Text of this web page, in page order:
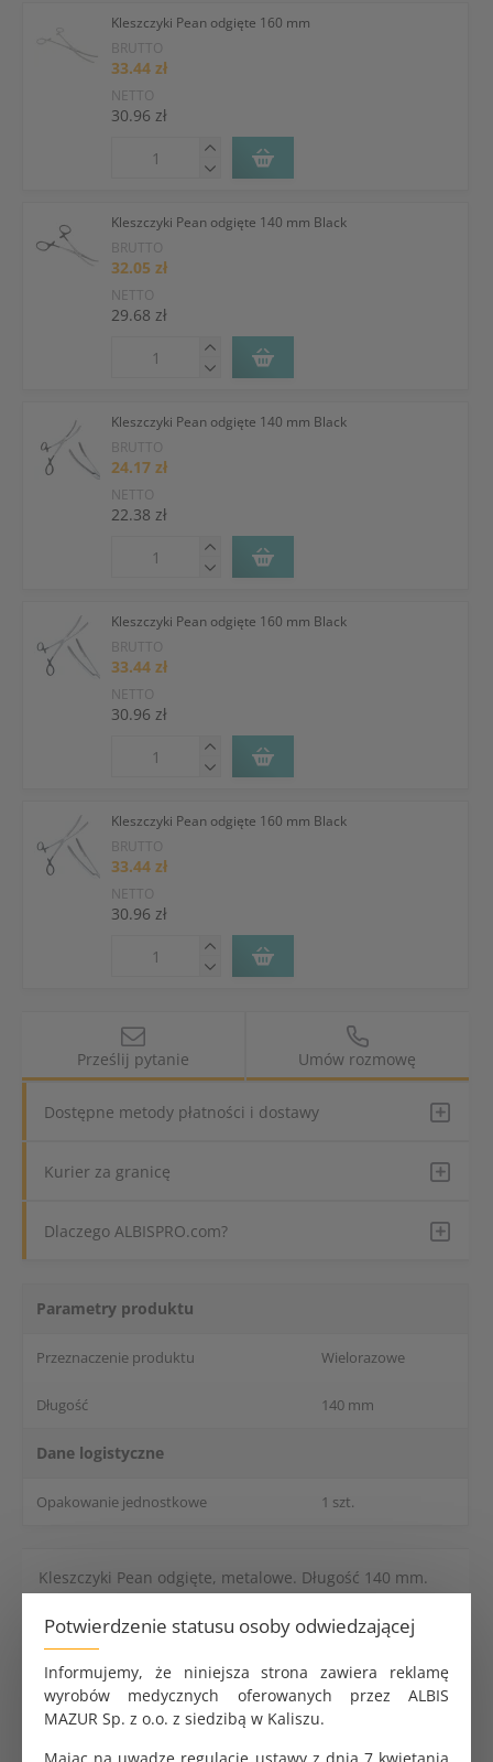
Potwierdzenie statusu osoby odwiedzającej
Informujemy, że niniejsza strona zawiera reklamę
wyrobów medycznych oferowanych przez ALBIS
MAZUR Sp. z o.o. z siedzibą w Kaliszu.
Mając na uwadze regulację ustawy z dnia 7 kwietania
Kleszczyki Pean odgięte 160 mm
BRUTTO
33.44 zł
NETTO
30.96 zł
Kleszczyki Pean odgięte 140 mm Black
BRUTTO
32.05 zł
NETTO
29.68 zł
Kleszczyki Pean odgięte 140 mm Black
BRUTTO
24.17 zł
NETTO
22.38 zł
Kleszczyki Pean odgięte 160 mm Black
BRUTTO
33.44 zł
NETTO
30.96 zł
Kleszczyki Pean odgięte 160 mm Black
BRUTTO
33.44 zł
NETTO
30.96 zł
Prześlij pytanie Umów rozmowę
Dostępne metody płatności i dostawy
Kurier za granicę
Dlaczego ALBISPRO.com?
0.31 zł
Parametry produktu
Przeznaczenie produktu Wielorazowe
Długość 140 mm
Dane logistyczne
Opakowanie jednostkowe 1 szt.
Kleszczyki Pean odgięte, metalowe. Długość 140 mm.